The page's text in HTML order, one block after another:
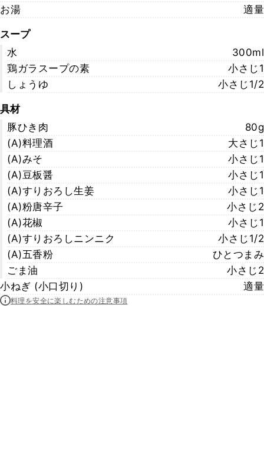
お湯
適量
スープ
水
300ml
鶏ガラスープの素
小さじ1
しょうゆ
小さじ1/2
具材
豚ひき肉
80g
(A)料理酒
大さじ1
(A)みそ
小さじ1
(A)豆板醤
小さじ1
(A)すりおろし生姜
小さじ1
(A)粉唐辛子
小さじ2
(A)花椒
小さじ1
(A)すりおろしニンニク
小さじ1/2
(A)五香粉
ひとつまみ
ごま油
小さじ2
小ねぎ (小口切り)
適量
料理を安全に楽しむための注意事項